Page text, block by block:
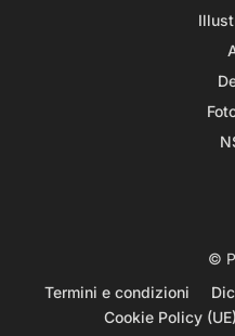
©
Termini e condizioni
Cookie Policy (UE)